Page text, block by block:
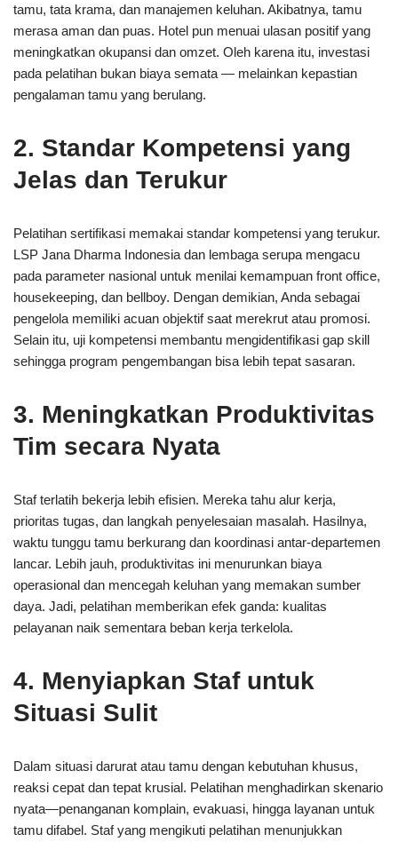
tamu, tata krama, dan manajemen keluhan. Akibatnya, tamu
merasa aman dan puas. Hotel pun menuai ulasan positif yang
meningkatkan okupansi dan omzet. Oleh karena itu, investasi
pada pelatihan bukan biaya semata — melainkan kepastian
pengalaman tamu yang berulang.
2. Standar Kompetensi yang
Jelas dan Terukur
Pelatihan sertifikasi memakai standar kompetensi yang terukur.
LSP Jana Dharma Indonesia dan lembaga serupa mengacu
pada parameter nasional untuk menilai kemampuan front office,
housekeeping, dan bellboy. Dengan demikian, Anda sebagai
pengelola memiliki acuan objektif saat merekrut atau promosi.
Selain itu, uji kompetensi membantu mengidentifikasi gap skill
sehingga program pengembangan bisa lebih tepat sasaran.
3. Meningkatkan Produktivitas
Tim secara Nyata
Staf terlatih bekerja lebih efisien. Mereka tahu alur kerja,
prioritas tugas, dan langkah penyelesaian masalah. Hasilnya,
waktu tunggu tamu berkurang dan koordinasi antar-departemen
lancar. Lebih jauh, produktivitas ini menurunkan biaya
operasional dan mencegah keluhan yang memakan sumber
daya. Jadi, pelatihan memberikan efek ganda: kualitas
pelayanan naik sementara beban kerja terkelola.
4. Menyiapkan Staf untuk
Situasi Sulit
Dalam situasi darurat atau tamu dengan kebutuhan khusus,
reaksi cepat dan tepat krusial. Pelatihan menghadirkan skenario
nyata—penanganan komplain, evakuasi, hingga layanan untuk
tamu difabel. Staf yang mengikuti pelatihan menunjukkan